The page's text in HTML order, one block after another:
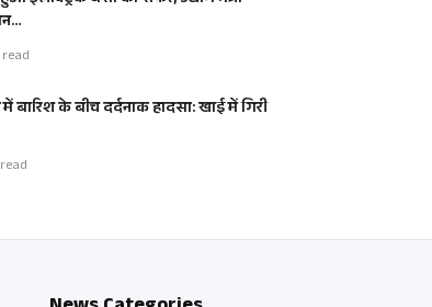
बारिश के बीच दर्दनाक हादसा: खाई में गिरी